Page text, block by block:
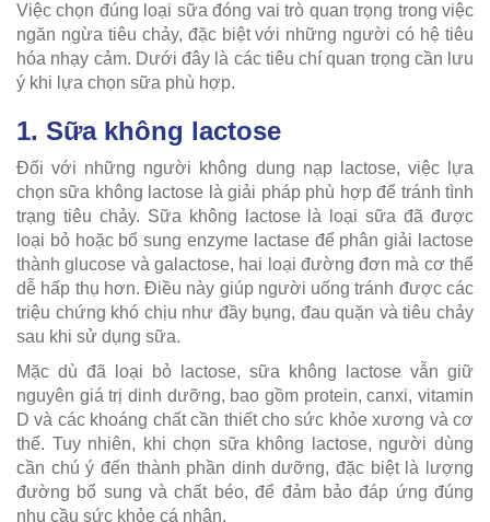
Việc chọn đúng loại sữa đóng vai trò quan trọng trong việc
ngăn ngừa tiêu chảy, đặc biệt với những người có hệ tiêu
hóa nhạy cảm. Dưới đây là các tiêu chí quan trọng cần lưu
ý khi lựa chọn sữa phù hợp.
1. Sữa không lactose
Đối với những người không dung nạp lactose, việc lựa
chọn sữa không lactose là giải pháp phù hợp để tránh tình
trạng tiêu chảy. Sữa không lactose là loại sữa đã được
loại bỏ hoặc bổ sung enzyme lactase để phân giải lactose
thành glucose và galactose, hai loại đường đơn mà cơ thể
dễ hấp thụ hơn. Điều này giúp người uống tránh được các
triệu chứng khó chịu như đầy bụng, đau quặn và tiêu chảy
sau khi sử dụng sữa.
Mặc dù đã loại bỏ lactose, sữa không lactose vẫn giữ
nguyên giá trị dinh dưỡng, bao gồm protein, canxi, vitamin
D và các khoáng chất cần thiết cho sức khỏe xương và cơ
thể. Tuy nhiên, khi chọn sữa không lactose, người dùng
cần chú ý đến thành phần dinh dưỡng, đặc biệt là lượng
đường bổ sung và chất béo, để đảm bảo đáp ứng đúng
nhu cầu sức khỏe cá nhân.